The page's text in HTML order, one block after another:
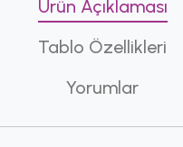
Ürün Açıklaması
Tablo Özellikleri
Yorumlar